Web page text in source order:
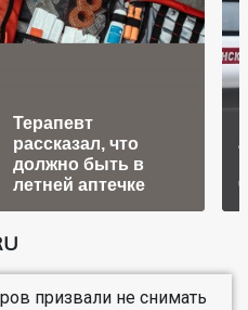
Терапевт
рассказал, что
должно быть в
летней аптечке
призвали не снимать